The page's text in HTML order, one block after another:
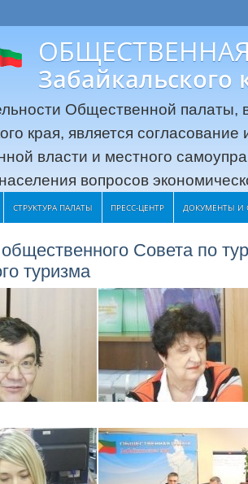
Забайкальского
Общественной палаты,
края, является
власти и местного
вопросов
СТРУКТУРА ПАЛАТЫ ПРЕСС-ЦЕНТР ДОКУМЕНТЫ И
Совета по
туризма